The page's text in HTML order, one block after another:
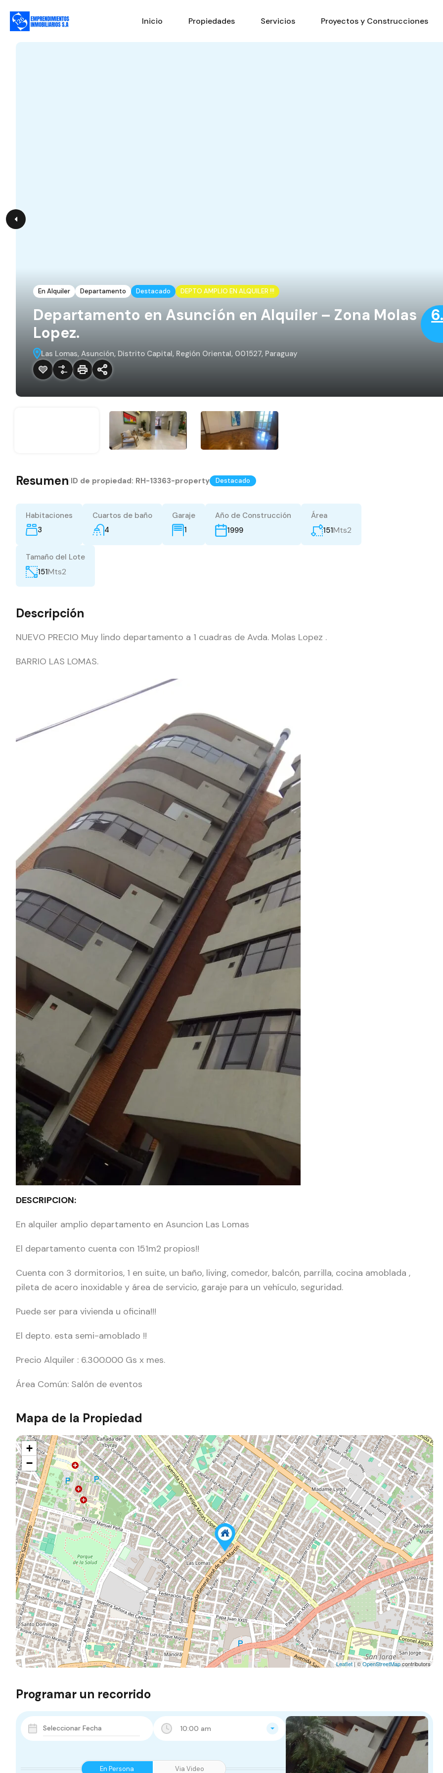
Inicio Propiedades Servicios Proyectos y Construcciones
En Alquiler Departamento Destacado DEPTO AMPLIO EN ALQUILER !!!
Departamento en Asunción en Alquiler – Zona Molas
Lopez.
Las Lomas, Asunción, Distrito Capital, Región Oriental, 001527, Paraguay
Resumen ID de propiedad: RH-13363-property Destacado
Habitaciones
3
Cuartos de baño
4
Garaje
1
Año de Construcción
1999
Área
151Mts2
Tamaño del Lote
151Mts2
Descripción
NUEVO PRECIO Muy lindo departamento a 1 cuadras de Avda. Molas Lopez .
BARRIO LAS LOMAS.
DESCRIPCION:
En alquiler amplio departamento en Asuncion Las Lomas
El departamento cuenta con 151m2 propios!!
Cuenta con 3 dormitorios, 1 en suite, un baño, living, comedor, balcón, parrilla, cocina amoblada ,
pileta de acero inoxidable y área de servicio, garaje para un vehículo, seguridad.
Puede ser para vivienda u oficina!!!
El depto. esta semi-amoblado !!
Precio Alquiler : 6.300.000 Gs x mes.
Área Común: Salón de eventos
Mapa de la Propiedad
+
−
Leaflet| ©OpenStreetMapcontributors
Programar un recorrido
10:00 am
En Persona Via Video